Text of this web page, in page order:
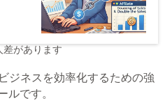
があります
ジネスを効率化するための強
ルです。